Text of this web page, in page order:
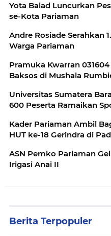
Yota Balad Luncurkan
se-Kota Pariaman
Andre Rosiade Serahkan
Warga Pariaman
Pramuka Kwarran
Baksos di Mushala
Universitas Sumatera
600 Peserta Ramaikan
Kader Pariaman Ambil
HUT ke-18 Gerindra di
ASN Pemko Pariaman
Irigasi Anai II
Berita Terpopuler